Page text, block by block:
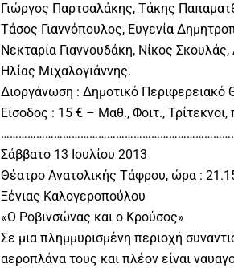
Γιώργος Παρτσαλάκης, Τάκης
Τάσος Γιαννόπουλος, Ευγενία
Νεκταρία Γιαννουδάκη, Νίκος
Ηλίας Μιχαλογιάννης.
Διοργάνωση : Δημοτικό Περιφερειακό
Είσοδος : 15 € – Μαθ., Φοιτ.,
Σάββατο 13 Ιουλίου 2013
Θέατρο Ανατολικής Τάφρου, ώρα :
Ξένιας Καλογεροπούλου
«Ο Ροβινσώνας και ο Κρούσος»
Σε μια πλημμυρισμένη περιοχή
αεροπλάνα τους και πλέον είναι